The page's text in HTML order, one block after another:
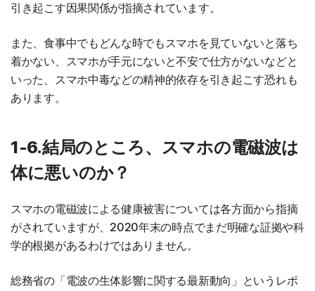
引き起こす因果関係が指摘されています。
また、食事中でもどんな時でもスマホを見ていないと落ち
着かない、スマホが手元にないと不安で仕方がないなどと
いった、スマホ中毒などの精神的依存を引き起こす恐れも
あります。
1-6.結局のところ、スマホの電磁波は
体に悪いのか？
スマホの電磁波による健康被害については各方面から指摘
がされていますが、2020年末の時点でまだ明確な証拠や科
学的根拠があるわけではありません。
総務省の「電波の生体影響に関する最新動向」というレポ